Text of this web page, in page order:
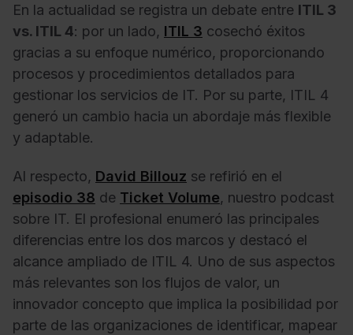
En la actualidad se registra un debate entre ITIL 3
vs. ITIL 4: por un lado, ITIL 3 cosechó éxitos
gracias a su enfoque numérico, proporcionando
procesos y procedimientos detallados para
gestionar los servicios de IT. Por su parte, ITIL 4
generó un cambio hacia un abordaje más flexible
y adaptable.
Al respecto, David Billouz se refirió en el
episodio 38 de Ticket Volume, nuestro podcast
sobre IT. El profesional enumeró las principales
diferencias entre los dos marcos y destacó el
alcance ampliado de ITIL 4. Uno de sus aspectos
más relevantes son los flujos de valor, un
innovador concepto que implica la posibilidad por
parte de las organizaciones de identificar, mapear